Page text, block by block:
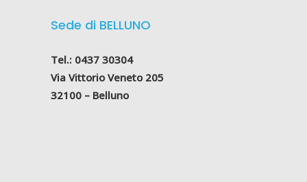
Sede di BELLUNO
Tel.: 0437 30304
Via Vittorio Veneto 205
32100 – Belluno